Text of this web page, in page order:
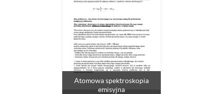
Atomowa spektroskopia
emisyjna